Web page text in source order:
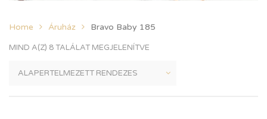
Home Áruház Bravo Baby 185
MIND A(Z) 8 TALÁLAT MEGJELENÍTVE